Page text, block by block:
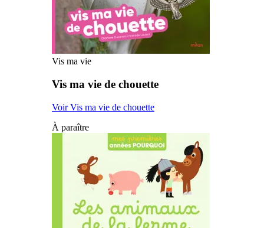
Vis ma vie
Vis ma vie de chouette
Voir Vis ma vie de chouette
À paraître